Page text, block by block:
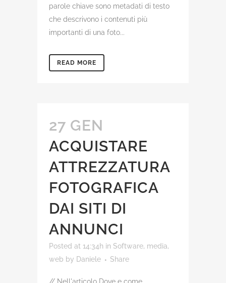
parole chiave sono metadati di testo
che descrivono i contenuti più
importanti di una foto...
READ MORE
27 GEN
ACQUISTARE
ATTREZZATURA
FOTOGRAFICA
DAI SITI DI
ANNUNCI
Posted at 14:34h in Software, media,
web by Daniele Share
// Nell'articolo Dove e come